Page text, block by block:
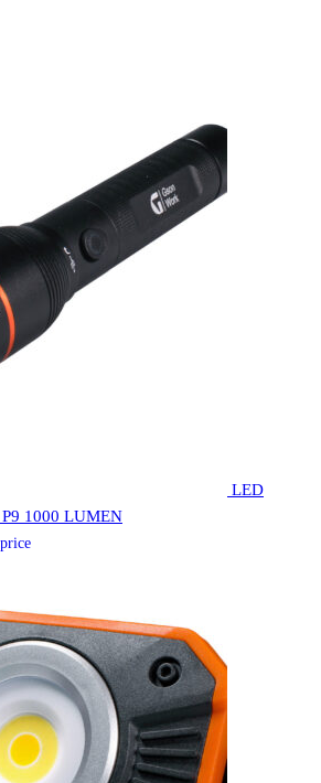
LED
1000 LUMEN